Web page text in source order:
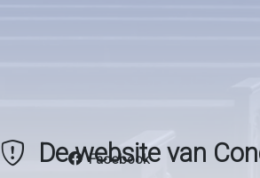
Facebook
De website van